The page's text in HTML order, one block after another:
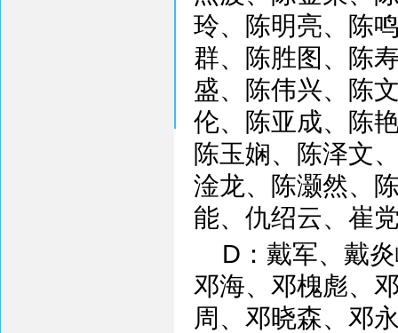
玲、陈明亮、陈
群、陈胜图、陈
盛、陈伟兴、陈
伦、陈亚成、陈
陈玉娴、陈泽文
淦龙、陈灏然、
能、仇绍云、崔
D：戴军、戴
邓海、邓槐彪、
周、邓晓森、邓